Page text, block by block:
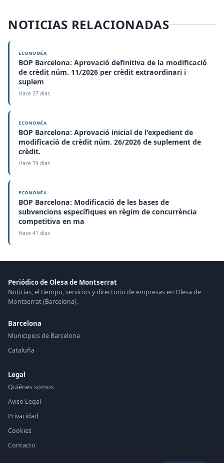
NOTICIAS RELACIONADAS
ECONOMÍA
BOP Barcelona: Aprovació definitiva de la modificació
de crèdit núm. 11/2026 per crèdit extraordinari i
suplem
Hace 27 días
ECONOMÍA
BOP Barcelona: Aprovació inicial de l'expedient de
modificació de crèdit núm. 26/2026 de suplement de
crèdit.
Hace 39 días
ECONOMÍA
BOP Barcelona: Modificació de les bases de
subvencions específiques en règim de concurrència
competitiva en ma
Hace 41 días
Periódico de Olesa de Montserrat
Noticias, el tiempo, servicios y directorio de empresas en Olesa de
Montserrat (Barcelona).
Barcelona
Municipios de Barcelona
Cataluña
Legal
Quiénes somos
Aviso Legal
Privacidad
Cookies
Contacto